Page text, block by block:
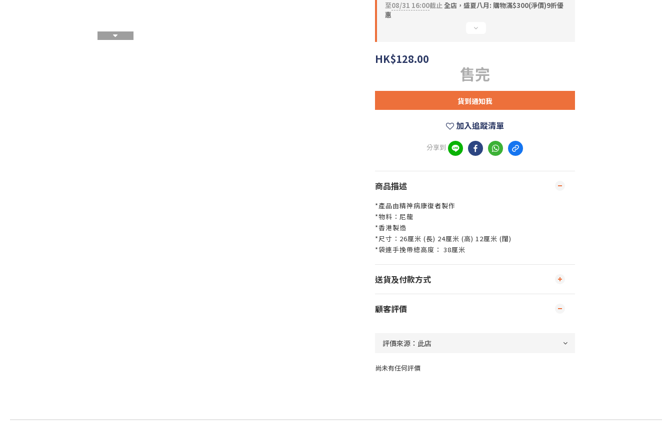
至08/31 16:00截止全店，盛夏八月: 購物滿$300(淨價)9折優
惠
HK$128.00
售完
貨到通知我
加入追蹤清單
分享到
商品描述
*產品由精神病康復者製作
*物料：尼龍
*香港製造
*尺寸：26厘米 (長) 24厘米 (高) 12厘米 (闊)
*袋連手挽帶總高度： 38厘米
送貨及付款方式
顧客評價
尚未有任何評價